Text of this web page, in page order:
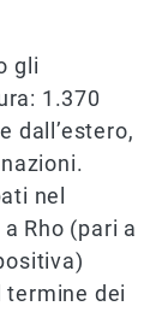
gli
1.370
dall’estero,
nel
Rho (pari a
dei